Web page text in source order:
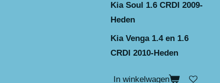
Kia Soul 1.6 CRDI 2009-
Heden
Kia Venga 1.4 en 1.6
CRDI 2010-Heden
In winkelwagen